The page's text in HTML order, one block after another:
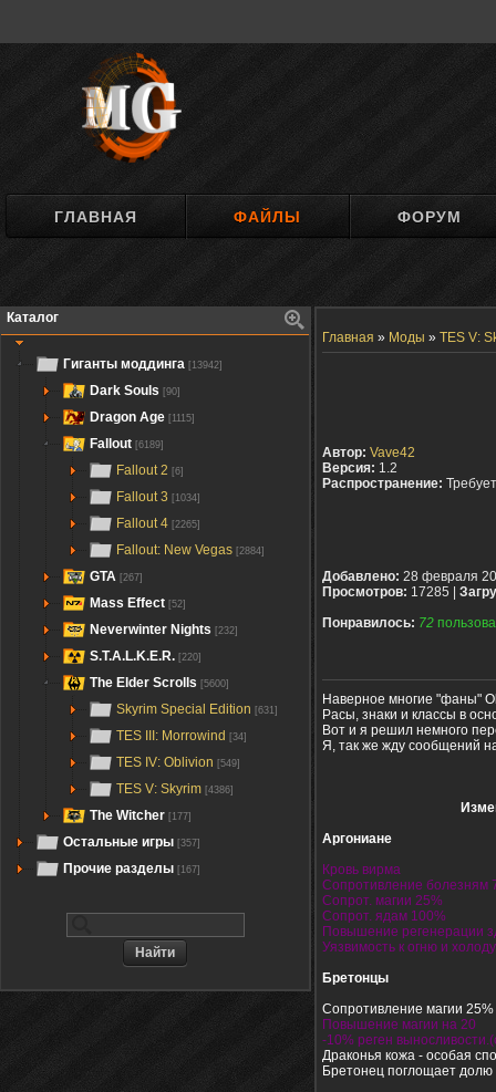
ГЛАВНАЯ ФАЙЛЫ ФОРУМ
Каталог
Гиганты моддинга [13942]
Dark Souls [90]
Dragon Age [1115]
Fallout [6189]
Fallout 2 [6]
Fallout 3 [1034]
Fallout 4 [2265]
Fallout: New Vegas [2884]
GTA [267]
Mass Effect [52]
Neverwinter Nights [232]
S.T.A.L.K.E.R. [220]
The Elder Scrolls [5600]
Skyrim Special Edition [631]
TES III: Morrowind [34]
TES IV: Oblivion [549]
TES V: Skyrim [4386]
The Witcher [177]
Остальные игры [357]
Прочие разделы [167]
Главная » Моды » TES V:
Автор: Vave42
Версия: 1.2
Распространение:
Добавлено: 28 февраля
Просмотров: 17285 |
Понравилось: 72
Наверное многие "фаны"
Расы, знаки и классы в
Вот и я решил немного
Я, так же жду сообщений
Аргониане
Кровь вирма
Сопротивление болезням
Сопрот. магии 25%
Сопрот. ядам 100%
Повышение регенерации
Уязвимость к огню и
Бретонцы
Сопротивление магии 25%
Повышение магии на 20
-10% реген
Драконья кожа - особая
Бретонец поглощает долю